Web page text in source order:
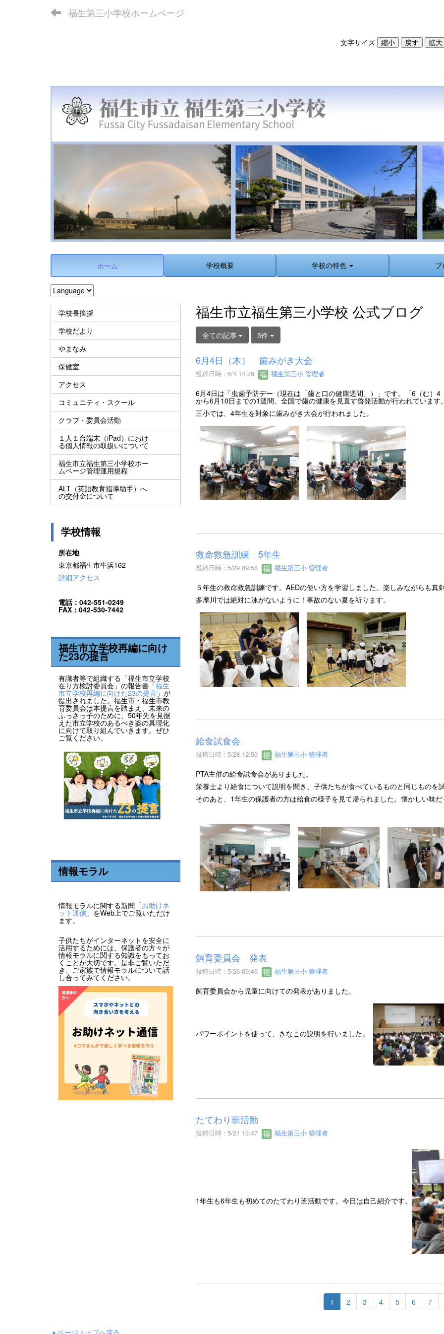
福生第三小学校ホームページ
文字サイズ
ホーム 学校概要 学校の特色
福生市立福生第三小学校 公式ブログ
全ての記事 5件
6月4日（木） 歯みがき大会
投稿日時 : 6/4 14:29 福生第三小 管理者
6月4日は「虫歯予防デー（現在は「歯と口の健康週間」）」です。「6（む）
から6月10日までの1週間、全国で歯の健康を見直す啓発活動が行われています
三小では、4年生を対象に歯みがき大会が行われました。
救命救急訓練 5年生
投稿日時 : 5/29 09:58 福生第三小 管理者
５年生の救命救急訓練です。AEDの使い方を学習しました。楽しみながらも真
多摩川では絶対に泳がないように！事故のない夏を祈ります。
給食試食会
投稿日時 : 5/28 12:50 福生第三小 管理者
PTA主催の給食試食会がありました。
栄養士より給食について説明を聞き、子供たちが食べているものと同じものを
そのあと、1年生の保護者の方は給食の様子を見て帰られました。懐かしい味
飼育委員会 発表
投稿日時 : 5/26 09:46 福生第三小 管理者
飼育委員会から児童に向けての発表がありました。
パワーポイントを使って、きなこの説明を行いました。
たてわり班活動
投稿日時 : 5/21 13:47 福生第三小 管理者
1年生も6年生も初めてのたてわり班活動です。今日は自己紹介です。
1 2 3 4 5 6 7
学校長挨拶
学校だより
やまなみ
保健室
アクセス
コミュニティ・スクール
クラブ・委員会活動
１人１台端末（iPad）におけ
る個人情報の取扱いについて
福生市立福生第三小学校ホー
ムページ管理運用規程
ALT（英語教育指導助手）へ
の交付金について
学校情報
所在地
東京都福生市牛浜162
詳細アクセス
電話：042-551-0249
FAX：042-530-7442
福生市立学校再編に向け
た23の提言
有識者等で組織する「福生市立学校
在り方検討委員会」の報告書「福生
市立学校再編に向けた23の提言」が
提出されました。福生市・福生市教
育委員会は本提言を踏まえ、未来の
ふっさっ子のために、50年先を見据
えた市立学校のあるべき姿の具現化
に向けて取り組んでいきます。ぜひ
ご覧ください。
情報モラル
情報モラルに関する新聞「お助けネ
ット通信 」をWeb上でご覧いただけ
ます。
子供たちがインターネットを安全に
活用するためには、保護者の方々が
情報モラルに関する知識をもってお
くことが大切です。是非ご覧いただ
き、ご家族で情報モラルについて話
し合ってみてください。
▲ページトップへ戻る